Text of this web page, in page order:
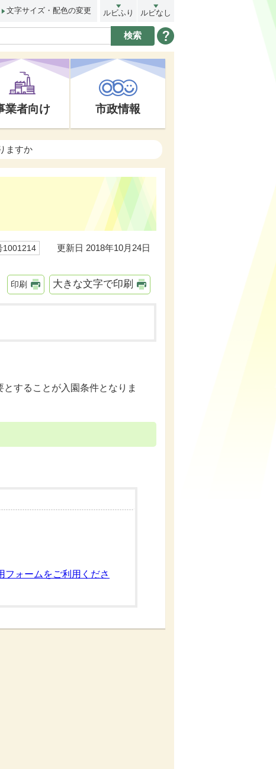
文字サイズ・配色の変更 ルビふり ルビなし
業者向け 市政情報
ますか
1001214 更新日 2018年10月24日
印刷 大きな文字で印刷
することが入園条件となりま
ォームをご利用くださ